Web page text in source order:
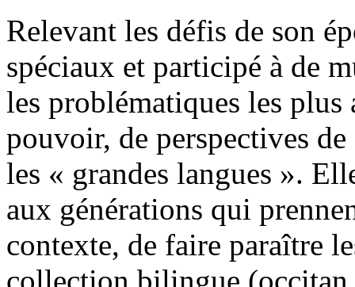
Relevant les défis de son
spéciaux et participé à de
les problématiques les plus
pouvoir, de perspectives
les « grandes langues ».
aux générations qui
contexte, de faire paraître
collection bilingue (occitan